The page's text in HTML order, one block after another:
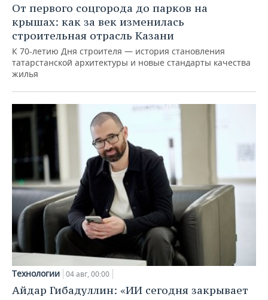
От первого соцгорода до парков на
крышах: как за век изменилась
строительная отрасль Казани
К 70-летию Дня строителя — история становления
татарстанской архитектуры и новые стандарты качества
жилья
Технологии 04 авг, 00:00
Айдар Гибадуллин: «ИИ сегодня закрывает